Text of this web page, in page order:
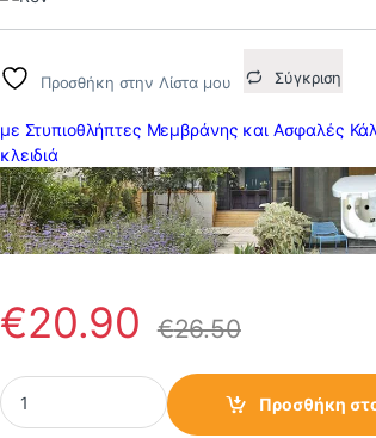
Προσθήκη στην Λίστα μου Σύγκριση
με Στυπιοθλήπτες Μεμβράνης και Ασφαλές
κλειδιά
€20.90 €26.50
Στεγανή Πρίζα Σούκο με Κάλυμμα και
Προσθήκη